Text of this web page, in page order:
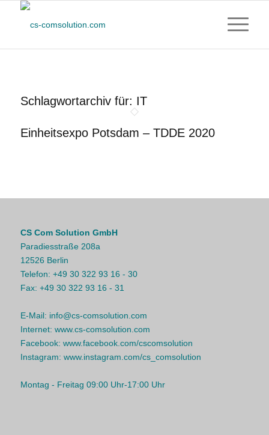
Schlagwortarchiv für: IT
Einheitsexpo Potsdam – TDDE 2020
CS Com Solution GmbH
Paradiesstraße 208a
12526 Berlin
Telefon: +49 30 322 93 16 - 30
Fax: +49 30 322 93 16 - 31
E-Mail: info@cs-comsolution.com
Internet: www.cs-comsolution.com
Facebook: www.facebook.com/cscomsolution
Instagram: www.instagram.com/cs_comsolution
Montag - Freitag 09:00 Uhr-17:00 Uhr